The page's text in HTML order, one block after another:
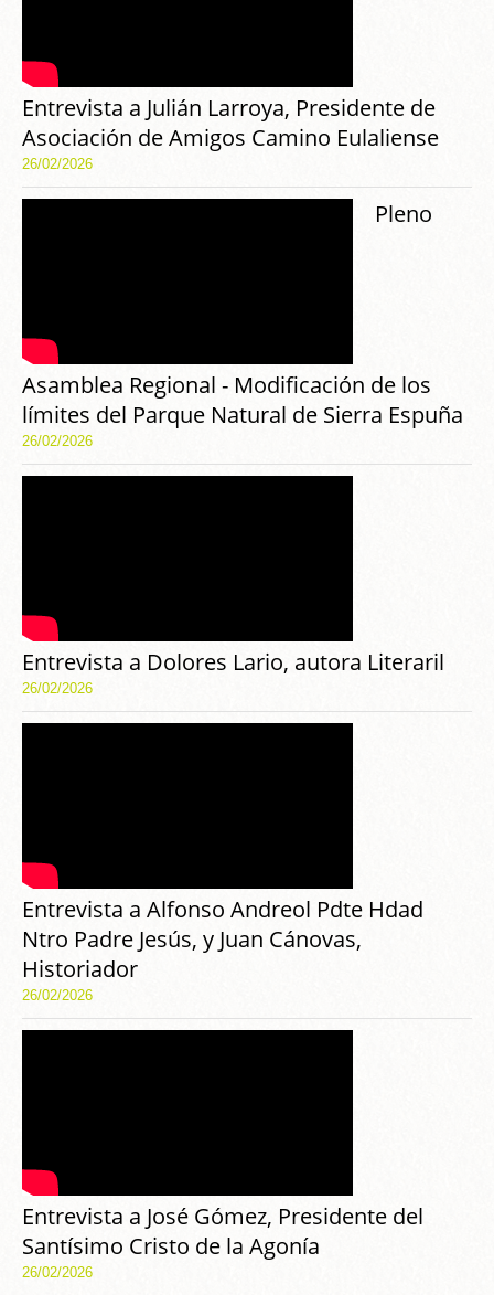
Entrevista a Julián Larroya, Presidente de
Asociación de Amigos Camino Eulaliense
26/02/2026
Pleno
Asamblea Regional - Modificación de los
límites del Parque Natural de Sierra Espuña
26/02/2026
Entrevista a Dolores Lario, autora Literaril
26/02/2026
Entrevista a Alfonso Andreol Pdte Hdad
Ntro Padre Jesús, y Juan Cánovas,
Historiador
26/02/2026
Entrevista a José Gómez, Presidente del
Santísimo Cristo de la Agonía
26/02/2026